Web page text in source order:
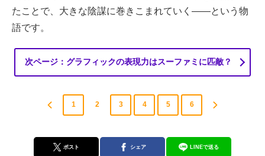
たことで、大きな陰謀に巻きこまれていく――という物
語です。
次ページ：グラフィックの表現力はスーファミに匹敵？
1 2 3 4 5 6
ポスト シェア LINEで送る